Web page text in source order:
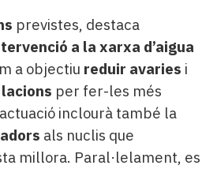
previstes, destaca
a la xarxa d’aigua
a objectiu reduir avaries i
per fer-les més
inclourà també la
als nuclis que
millora. Paral·lelament, es